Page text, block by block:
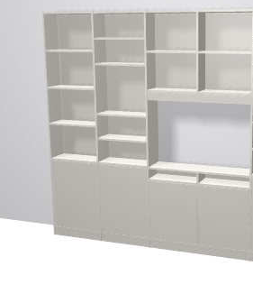
Tous